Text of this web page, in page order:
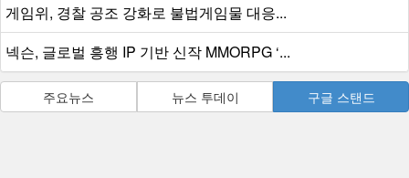
게임위, 경찰 공조 강화로 불법게임물 대응...
넥슨, 글로벌 흥행 IP 기반 신작 MMORPG ‘...
주요뉴스 뉴스 투데이 구글 스탠드